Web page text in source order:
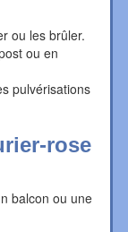
ou les brûler.
ou en
pulvérisations
rose
balcon ou une